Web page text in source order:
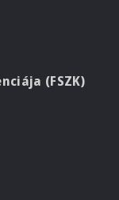
(FSZK)